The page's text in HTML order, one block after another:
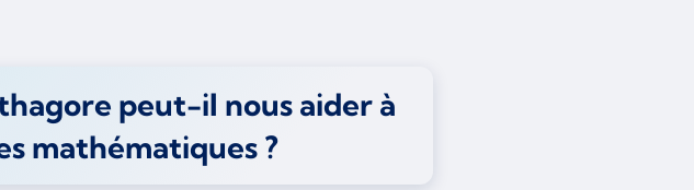
peut-il nous aider à
mathématiques ?